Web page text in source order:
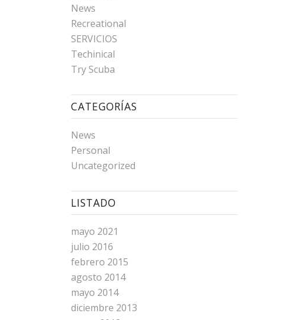
News
Recreational
SERVICIOS
Techinical
Try Scuba
CATEGORÍAS
News
Personal
Uncategorized
LISTADO
mayo 2021
julio 2016
febrero 2015
agosto 2014
mayo 2014
diciembre 2013